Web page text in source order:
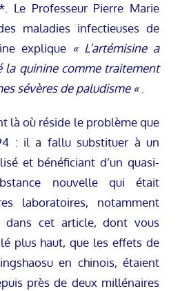
Le Professeur Pierre Marie
maladies infectieuses de
explique « L’artémisine a
la quinine comme traitement
sévères de paludisme «
là où réside le problème que
: il a fallu substituer à un
et bénéficiant d’un quasi-
nouvelle qui était
laboratoires, notamment
dans cet article, dont vous
plus haut, que les effets de
en chinois, étaient
près de deux millénaires